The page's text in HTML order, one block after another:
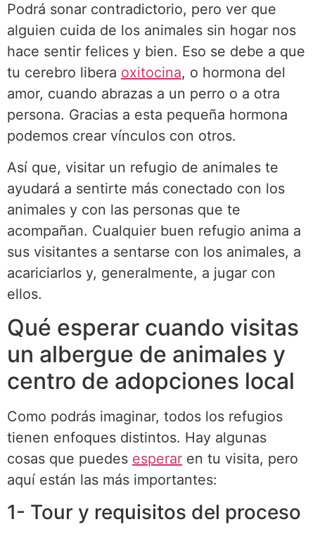
Podrá sonar contradictorio, pero ver que
alguien cuida de los animales sin hogar nos
hace sentir felices y bien. Eso se debe a que
tu cerebro libera oxitocina, o hormona del
amor, cuando abrazas a un perro o a otra
persona. Gracias a esta pequeña hormona
podemos crear vínculos con otros.
Así que, visitar un refugio de animales te
ayudará a sentirte más conectado con los
animales y con las personas que te
acompañan. Cualquier buen refugio anima a
sus visitantes a sentarse con los animales, a
acariciarlos y, generalmente, a jugar con
ellos.
Qué esperar cuando visitas
un albergue de animales y
centro de adopciones local
Como podrás imaginar, todos los refugios
tienen enfoques distintos. Hay algunas
cosas que puedes esperar en tu visita, pero
aquí están las más importantes:
1- Tour y requisitos del proceso